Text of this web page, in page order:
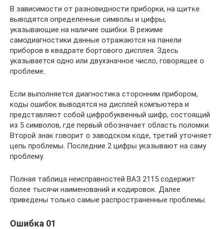
В зависимости от разновидности приборки, на щитке
выводятся определенные символы и цифры,
указывающие на наличие ошибки. В режиме
самодиагностики данные отражаются на панели
приборов в квадрате бортового дисплея. Здесь
указывается одно или двухзначное число, говорящее о
проблеме.
Если выполняется диагностика сторонним прибором,
коды ошибок выводятся на дисплей компьютера и
представляют собой цифробуквенный шифр, состоящий
из 5 символов, где первый обозначает область поломки.
Второй знак говорит о заводском коде, третий уточняет
цепь проблемы. Последние 2 цифры указывают на саму
проблему.
Полная таблица неисправностей ВАЗ 2115 содержит
более тысячи наименований и кодировок. Далее
приведены только самые распространенные проблемы.
Ошибка 01